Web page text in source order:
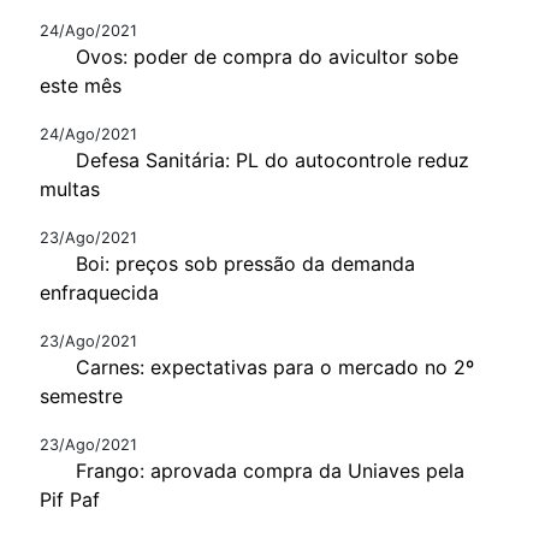
24/Ago/2021
Ovos: poder de compra do avicultor sobe
este mês
24/Ago/2021
Defesa Sanitária: PL do autocontrole reduz
multas
23/Ago/2021
Boi: preços sob pressão da demanda
enfraquecida
23/Ago/2021
Carnes: expectativas para o mercado no 2º
semestre
23/Ago/2021
Frango: aprovada compra da Uniaves pela
Pif Paf